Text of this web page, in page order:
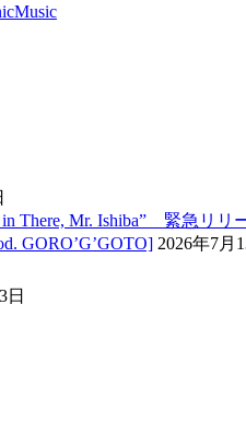
There, Mr. Ishiba” 緊急リリ
GORO’G’GOTO] 2026年7月
日